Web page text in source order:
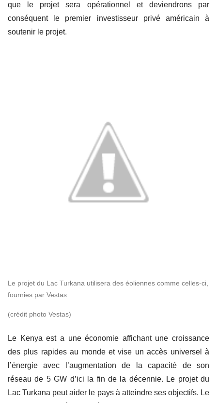
que le projet sera opérationnel et deviendrons par
conséquent le premier investisseur privé américain à
soutenir le projet.
Le projet du Lac Turkana utilisera des éoliennes comme celles-ci,
fournies par Vestas
(crédit photo Vestas)
Le Kenya est a une économie affichant une croissance
des plus rapides au monde et vise un accès universel à
l’énergie avec l’augmentation de la capacité de son
réseau de 5 GW d’ici la fin de la décennie. Le projet du
Lac Turkana peut aider le pays à atteindre ses objectifs. Le